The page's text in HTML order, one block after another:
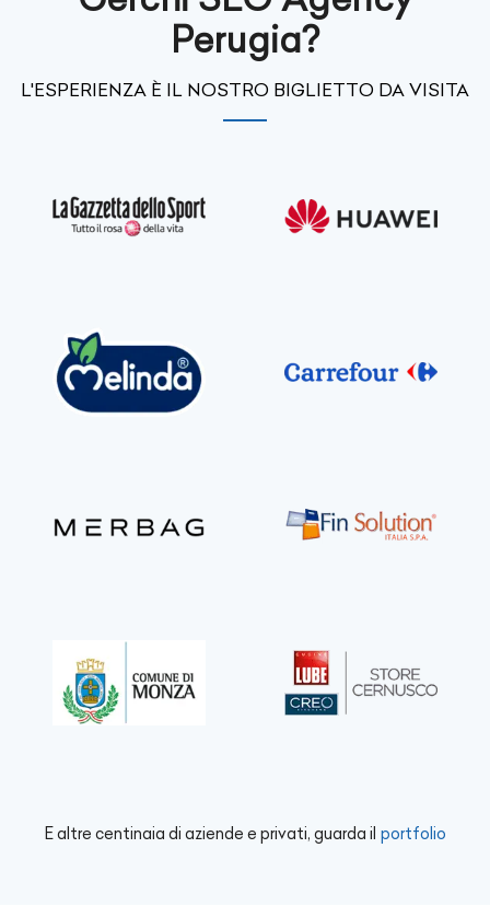
Perugia?
L'ESPERIENZA È IL NOSTRO BIGLIETTO DA VISITA
E altre centinaia di aziende e privati, guarda il portfolio